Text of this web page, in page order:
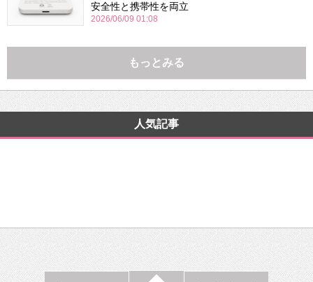
安全性と携帯性を両立
2026/06/09 01:08
もっとみる
人気記事